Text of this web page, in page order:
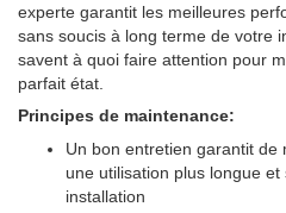
experte garantit les meilleures
sans soucis à long terme de votre
savent à quoi faire attention pour
parfait état.
Principes de maintenance:
Un bon entretien garantit
une utilisation plus longue
installation